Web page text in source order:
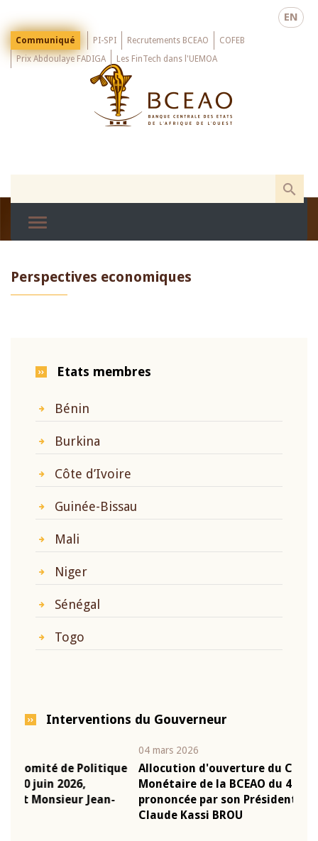
main
EN
Menu
Top
Communiqué PI-SPI Recrutements BCEAO
COFEB
Prix Abdoulaye FADIGA
Les FinTech dans l'UEMOA
Perspectives economiques
Etats membres
Bénin
Burkina
Côte d’Ivoire
Guinée-Bissau
Mali
Niger
Sénégal
Togo
Interventions du Gouverneur
Allocution d'ouverture du Comité de Politique
Monétaire de la BCEAO du 4 mars 2026,
prononcée par son Président Monsieur Jean-